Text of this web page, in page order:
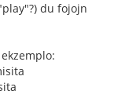
du fojojn